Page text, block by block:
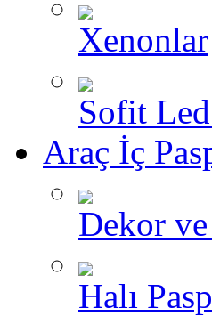
Xenonlar
Sofit
Araç İç
Dekor
Halı